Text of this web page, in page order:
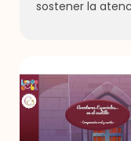
sostener la